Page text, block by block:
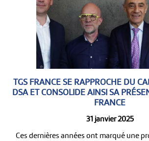
TGS FRANCE SE RAPPROCHE DU
DSA ET CONSOLIDE AINSI SA
FRANCE
31 janvier 2025
Ces dernières années ont marqué une